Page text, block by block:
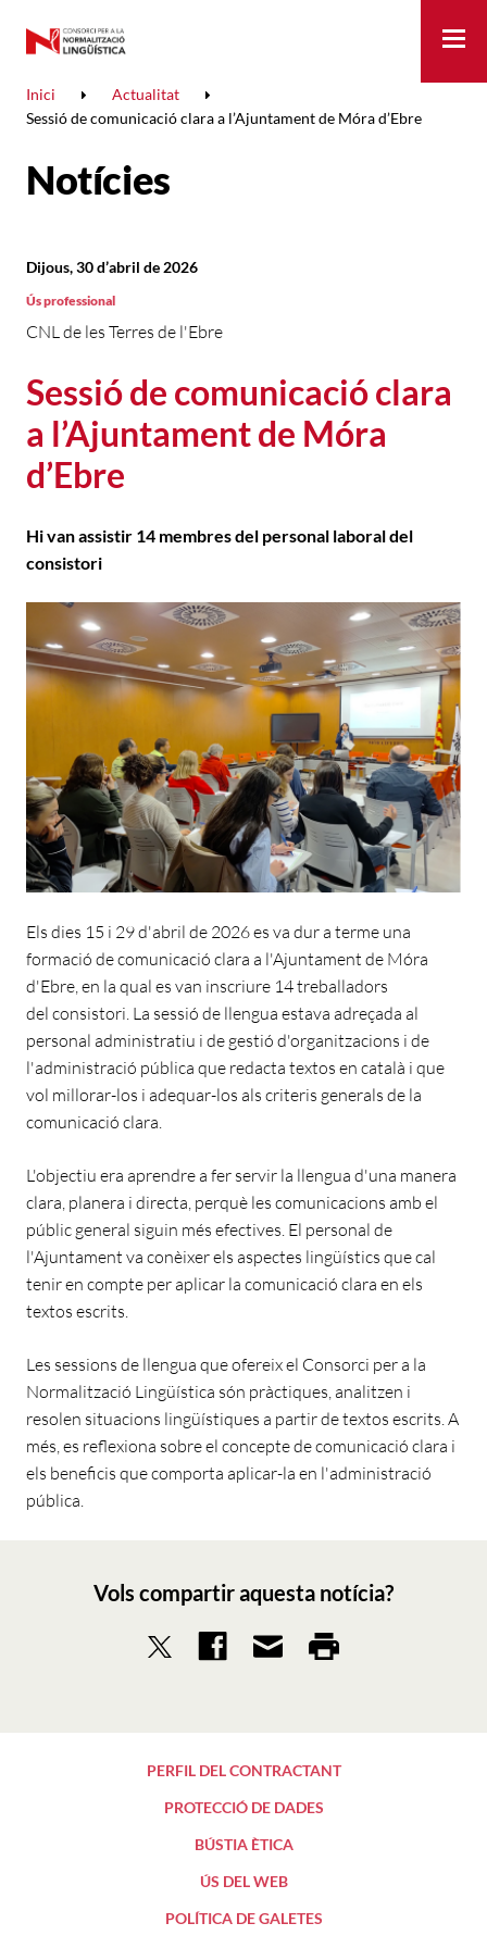
Inici
Actualitat
Sessió de comunicació clara a l’Ajuntament de Móra d’Ebre
Notícies
Sessió de comunicació clara
a l’Ajuntament de Móra
d’Ebre
CNL de les Terres de l'Ebre
Dijous, 30 d’abril de 2026
Ús professional
Hi van assistir 14 membres del personal laboral del
consistori
Els dies 15 i 29 d'abril de 2026 es va dur a terme una
formació de comunicació clara a l'Ajuntament de Móra
d'Ebre, en la qual es van inscriure 14 treballadors
del consistori. La sessió de llengua estava adreçada al
personal administratiu i de gestió d'organitzacions i de
l'administració pública que redacta textos en català i que
vol millorar-los i adequar-los als criteris generals de la
comunicació clara.
L'objectiu era aprendre a fer servir la llengua d'una manera
clara, planera i directa, perquè les comunicacions amb el
públic general siguin més efectives. El personal de
l'Ajuntament va conèixer els aspectes lingüístics que cal
tenir en compte per aplicar la comunicació clara en els
textos escrits.
Les sessions de llengua que ofereix el Consorci per a la
Normalització Lingüística són pràctiques, analitzen i
resolen situacions lingüístiques a partir de textos escrits. A
més, es reflexiona sobre el concepte de comunicació clara i
els beneficis que comporta aplicar-la en l'administració
pública.
Vols compartir aquesta notícia?
PERFIL DEL CONTRACTANT
PROTECCIÓ DE DADES
BÚSTIA ÈTICA
ÚS DEL WEB
POLÍTICA DE GALETES